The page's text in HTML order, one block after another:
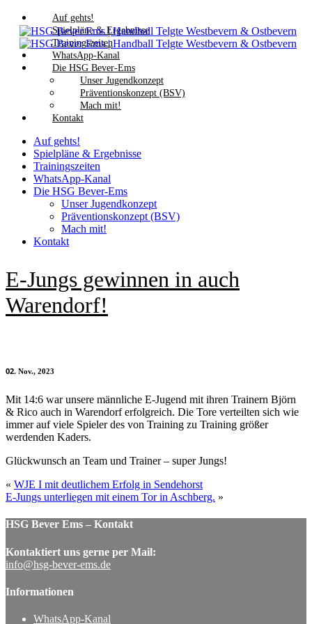
Auf gehts!
Spielpläne & Ergebnisse
Trainingszeiten
WhatsApp-Kanal
Die HSG Bever-Ems
Unser Jugendkonzept
Präventionskonzept (BSV)
Mach mit!
Kontakt
Auf gehts!
Spielpläne & Ergebnisse
Trainingszeiten
WhatsApp-Kanal
Die HSG Bever-Ems
Unser Jugendkonzept
Präventionskonzept (BSV)
Mach mit!
Kontakt
E-Jungs gewinnen in auch
Warendorf!
02 Nov., 2023
Mit 14:6 war unsere männliche E-Jugend mit ihren Trainern Björn
& Rico auch in Warendorf erfolgreich. Die Tore verteilten sich wie
immer auf viele Spieler des von Training zu Training größer
werdenden Kaders.
Glückwunsch an Team und Trainer – super Jungs!
« WJE I mit deutlichem Erfolg in Sendehorst
E-Jungs unterliegen mit einem Tor in Aschberg. »
HSG Bever Ems – Kontakt
Kontaktiert uns gerne per Mail:
info@hsg-bever-ems.de
Informationen
WhatsApp-Kanal